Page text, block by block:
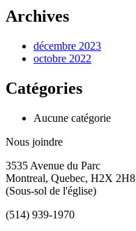
Archives
décembre 2023
octobre 2022
Catégories
Aucune catégorie
Nous joindre
3535 Avenue du Parc
Montreal, Quebec, H2X 2H8
(Sous-sol de l'église)
(514) 939-1970